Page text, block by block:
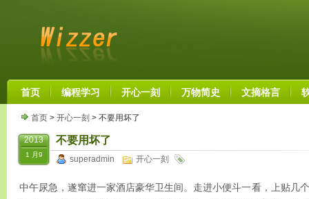
首页 编程学习 开心一刻 万物简史 文摘格言
首页 > 开心一刻 > 不要用坏了
2013
1 月9
不要用坏了
superadmin 开心一刻
中午尿急，遂窜进一家酒店豪华卫生间。走进小便斗一看，上贴几